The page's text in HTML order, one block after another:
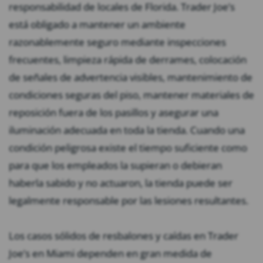
responsabilidad de locales de Florida. Trader Joe’s
está obligado a mantener un ambiente
razonablemente seguro mediante inspecciones
frecuentes, limpieza rápida de derrames, colocación
de señales de advertencia visibles, mantenimiento de
condiciones seguras del piso, mantener materiales de
reposición fuera de los pasillos y asegurar una
iluminación adecuada en toda la tienda. Cuando una
condición peligrosa existe el tiempo suficiente como
para que los empleados la supieran o debieran
haberla sabido y no actuaron, la tienda puede ser
legalmente responsable por las lesiones resultantes.
Los casos sólidos de resbalones y caídas en Trader
Joe’s en Miami dependen en gran medida de